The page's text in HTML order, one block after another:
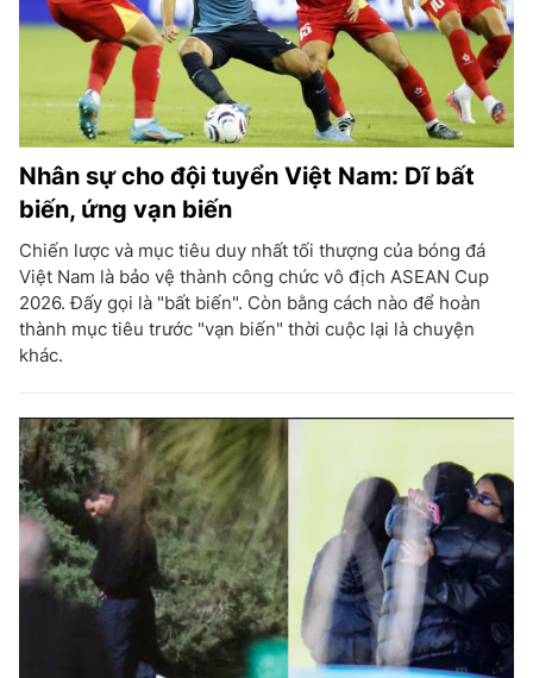
Nhân sự cho đội tuyển Việt Nam: Dĩ bất
biến, ứng vạn biến
Chiến lược và mục tiêu duy nhất tối thượng của bóng đá
Việt Nam là bảo vệ thành công chức vô địch ASEAN Cup
2026. Đấy gọi là "bất biến". Còn bằng cách nào để hoàn
thành mục tiêu trước "vạn biến" thời cuộc lại là chuyện
khác.